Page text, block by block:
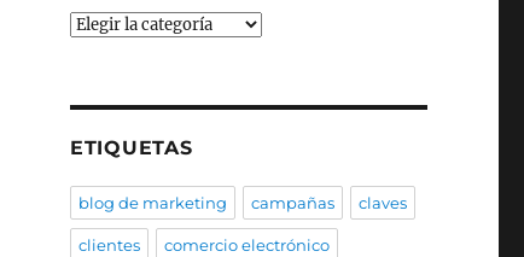
Categorías
ETIQUETAS
blog de marketing campañas claves
clientes comercio electrónico